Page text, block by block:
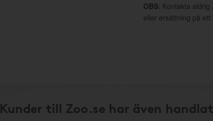
OBS: Kontakta
eller ersättning på
Kunder till Zoo.se har även